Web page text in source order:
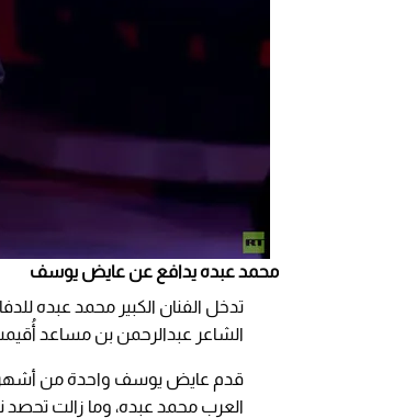
محمد عبده يدافع عن عايض يوسف
تدخل الفنان الكبير محمد عبده
الشاعر عبدالرحمن بن مساعد
قدم عايض يوسف واحدة من أشهر
العرب محمد عبده، وما زالت تحصد نجاحًا